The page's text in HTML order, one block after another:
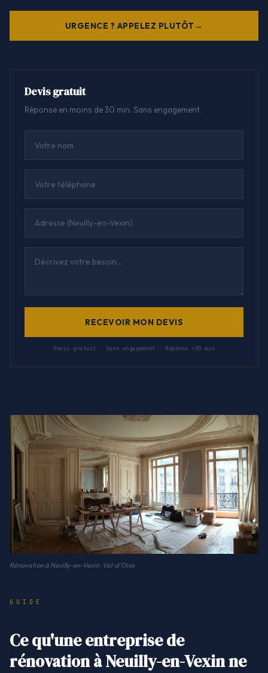
URGENCE ? APPELEZ PLUTÔT
Devis gratuit
Réponse en moins de 30 min. Sans engagement.
RECEVOIR MON DEVIS
Devis gratuit · Sans engagement · Réponse <30 min
Rénovation à Neuilly-en-Vexin · Val-d'Oise
GUIDE
Ce qu'une entreprise de
rénovation à Neuilly-en-Vexin ne